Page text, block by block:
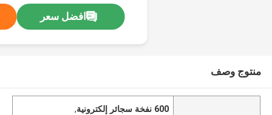
افضل سعر
منتوج وصف
600 نفخة سجائر إلكترونية
,